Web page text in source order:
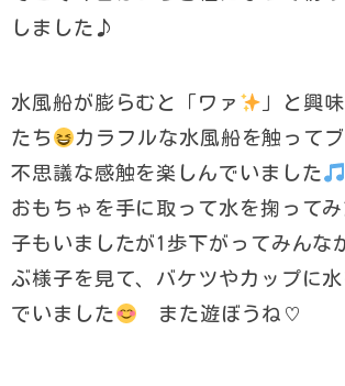
しました♪
水風船が膨らむと「ワァ
」と興
たち
カラフルな水風船を触って
不思議な感触を楽しんでいました
おもちゃを手に取って水を掬って
子もいましたが1歩下がってみんな
ぶ様子を見て、バケツやカップに
でいました
また遊ぼうね♡